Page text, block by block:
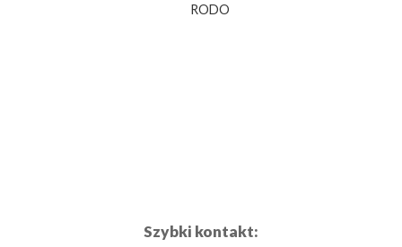
RODO
Szybki kontakt: